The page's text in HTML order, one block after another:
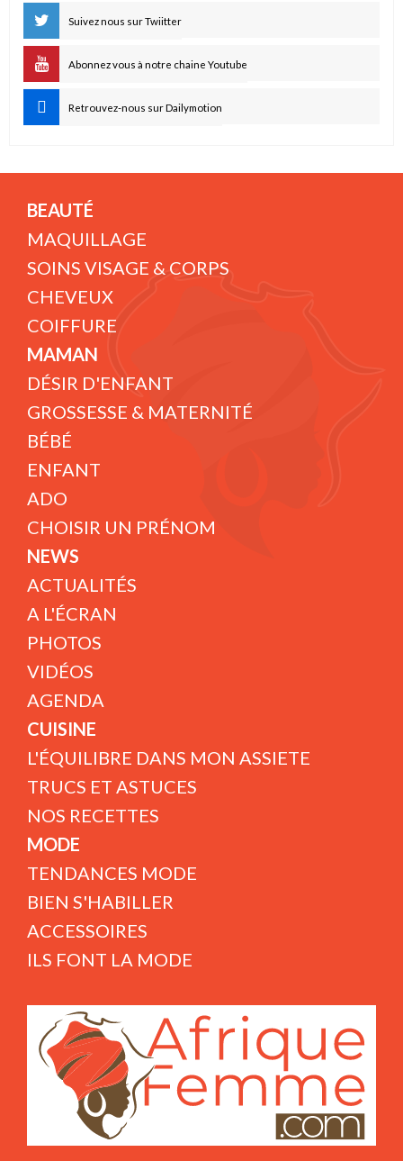
Suivez nous sur Twiitter
Abonnez vous à notre chaine Youtube
Retrouvez-nous sur Dailymotion
BEAUTÉ
MAQUILLAGE
SOINS VISAGE & CORPS
CHEVEUX
COIFFURE
MAMAN
DÉSIR D'ENFANT
GROSSESSE & MATERNITÉ
BÉBÉ
ENFANT
ADO
CHOISIR UN PRÉNOM
NEWS
ACTUALITÉS
A L'ÉCRAN
PHOTOS
VIDÉOS
AGENDA
CUISINE
L'ÉQUILIBRE DANS MON ASSIETE
TRUCS ET ASTUCES
NOS RECETTES
MODE
TENDANCES MODE
BIEN S'HABILLER
ACCESSOIRES
ILS FONT LA MODE